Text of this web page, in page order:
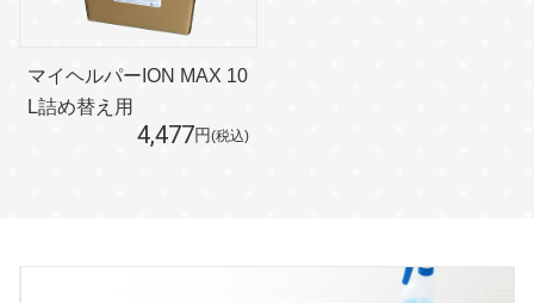
マイヘルパーION MAX 10
L詰め替え用
4,477円(税込)